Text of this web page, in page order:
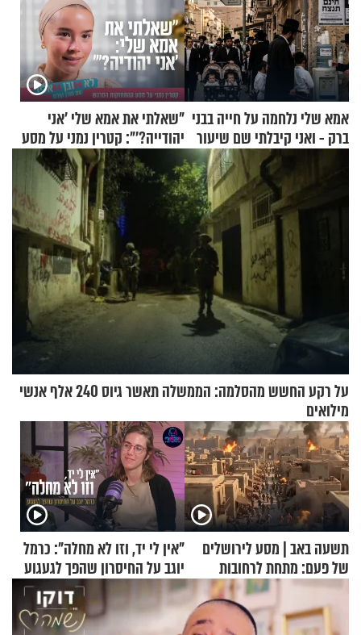
אמא שלי נלחמה על חייה בבני
ברק - ואני קיבלתי שם שיעור
"שאלתי את אמא שלי 'אני
יהודייה?'": קטרין נמני על מסע
ההתחזקות המרגש
על רקע החשש מהסלמה: הממשלה תאשר גיוס 240 אלף אנשי
מילואים
תשעה באב | מסע לירושלים
של פעם: מתחת לרחובות
ירושלים
"אין לי יד, וזו לא מחלה": כרמל
יוגב על החיסרון שהפך לגעגוע